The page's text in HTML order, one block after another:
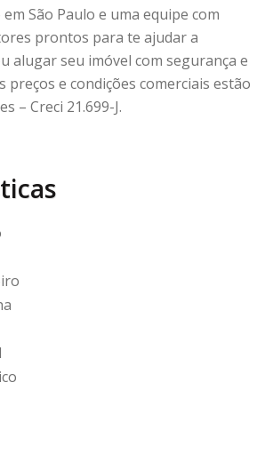
São Paulo e uma equipe com
prontos para te ajudar a
alugar seu imóvel com segurança e
preços e condições comerciais estão
– Creci 21.699-J.